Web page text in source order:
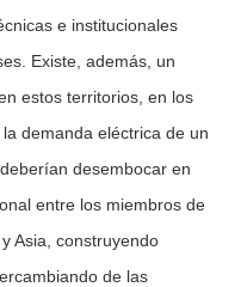
e institucionales
Existe, además, un
estos territorios, en los
demanda eléctrica de un
desembocar en
entre los miembros de
Asia, construyendo
de las